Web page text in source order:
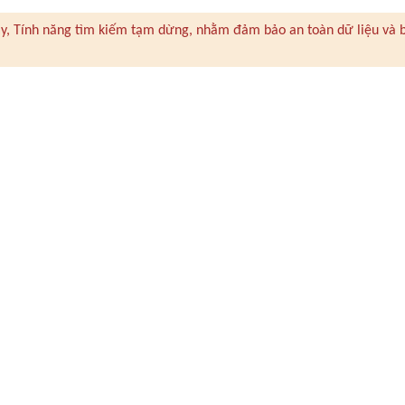
Tính năng tìm kiếm tạm dừng, nhằm đảm bảo an toàn dữ liệu và